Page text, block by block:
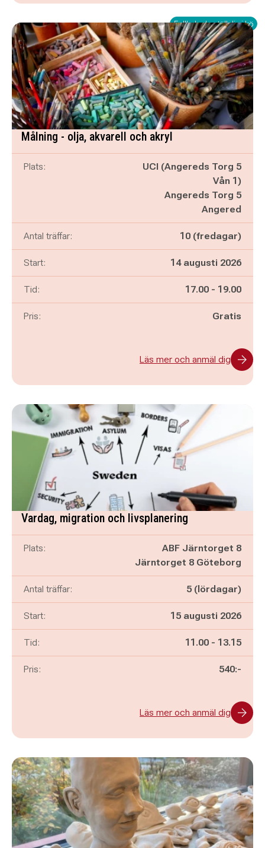
Fullbokad - ställ dig i kö
Målning - olja, akvarell och akryl
Plats:
UCI (Angereds Torg 5
Vån 1)
Angereds Torg 5
Angered
Antal träffar: 10 (fredagar)
Start: 14 augusti 2026
Tid: Pågår mellan
17.00 - och
19.00
Pris: Gratis
Läs mer och anmäl dig
Vardag, migration och livsplanering
Plats:
ABF Järntorget 8
Järntorget 8 Göteborg
Antal träffar: 5 (lördagar)
Start: 15 augusti 2026
Tid: Pågår mellan
11.00 - och
13.15
Pris: 540:-
Läs mer och anmäl dig